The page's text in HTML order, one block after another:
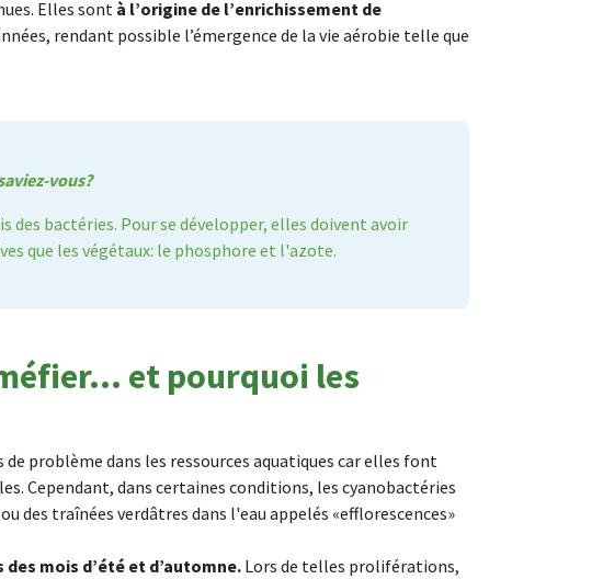
Elles sont à l’origine de l’enrichissement de
rendant possible l’émergence de la vie aérobie telle que
vous?
des bactéries. Pour se développer, elles doivent avoir
que les végétaux: le phosphore et l'azote.
et pourquoi les
problème dans les ressources aquatiques car elles font
Cependant, dans certaines conditions, les cyanobactéries
traînées verdâtres dans l'eau appelés «efflorescences»
mois d’été et d’automne. Lors de telles proliférations,